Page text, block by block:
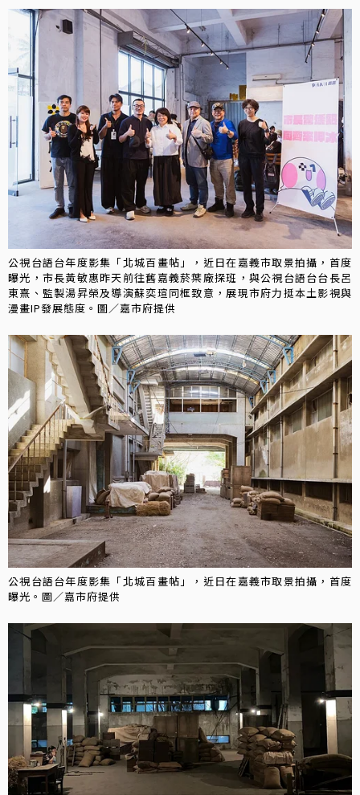
公視台語台年度影集「北城百畫帖」，近日在嘉義市取景拍攝，首度
曝光，市長黃敏惠昨天前往舊嘉義菸葉廠探班，與公視台語台台長呂
東熹、監製湯昇榮及導演蘇奕瑄同框致意，展現市府力挺本土影視與
漫畫IP發展態度。圖／嘉市府提供
公視台語台年度影集「北城百畫帖」，近日在嘉義市取景拍攝，首度
曝光。圖／嘉市府提供